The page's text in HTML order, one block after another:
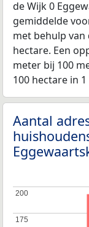
de Wijk 0
gemiddelde
met behulp van
hectare. Een
meter bij 100
100 hectare in 1
Aantal
175
175
200
200